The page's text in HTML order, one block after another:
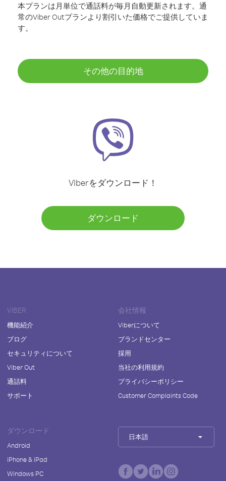
本プランは月単位で通話料が毎月自動更新されます。通
常のViber Outプランより割引いた価格でご提供していま
す。
その他の目的地
Viberをダウンロード！
ダウンロード
VIBER
機能紹介
ブログ
セキュリティについて
Viber Out
通話料
サポート
会社情報
Viberについて
ブランドセンター
採用
当社の利用規約
プライバシーポリシー
Customer Complaints Code
ダウンロード
Android
iPhone & iPad
Windows PC
日本語